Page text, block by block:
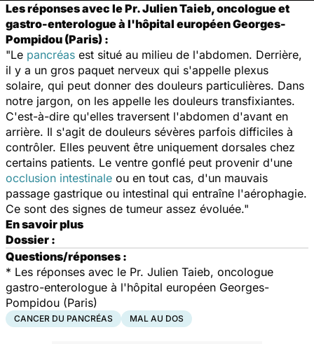
Les réponses avec le Pr. Julien Taieb, oncologue et
gastro-enterologue à l'hôpital européen Georges-
Pompidou (Paris) :
"Le pancréas est situé au milieu de l'abdomen. Derrière,
il y a un gros paquet nerveux qui s'appelle plexus
solaire, qui peut donner des douleurs particulières. Dans
notre jargon, on les appelle les douleurs transfixiantes.
C'est-à-dire qu'elles traversent l'abdomen d'avant en
arrière. Il s'agit de douleurs sévères parfois difficiles à
contrôler. Elles peuvent être uniquement dorsales chez
certains patients. Le ventre gonflé peut provenir d'une
occlusion intestinale ou en tout cas, d'un mauvais
passage gastrique ou intestinal qui entraîne l'aérophagie.
Ce sont des signes de tumeur assez évoluée."
En savoir plus
Dossier :
Questions/réponses :
* Les réponses avec le Pr. Julien Taieb, oncologue
gastro-enterologue à l'hôpital européen Georges-
Pompidou (Paris)
CANCER DU PANCRÉAS MAL AU DOS